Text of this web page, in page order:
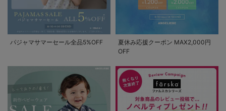
パジャマサマーセール全品5%OFF
夏休み応援クーポン MAX2,000円
OFF